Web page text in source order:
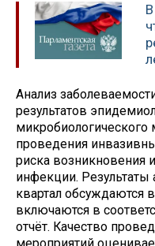
Анализ
результатов
микробиологического
проведения
риска возникновения
инфекции. Результаты
квартал обсуждаются
включаются ‎в
отчёт. Качество